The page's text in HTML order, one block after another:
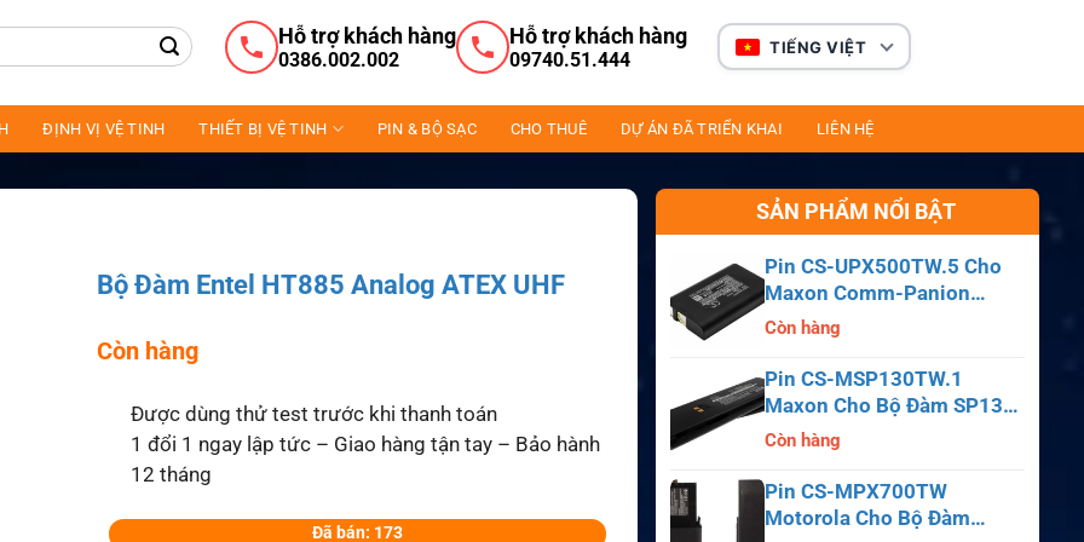
Hỗ trợ khách hàng
0386.002.002
Hỗ trợ khách hàng
09740.51.444
TIẾNG VIỆT
ĐỊNH VỊ VỆ TINH THIẾT BỊ VỆ TINH PIN & BỘ SẠC CHO THUÊ DỰ ÁN ĐÃ TRIỂN KHAI LIÊN HỆ
Bộ Đàm Entel HT885 Analog ATEX UHF
Còn hàng
Được dùng thử test trước khi thanh toán
1 đổi 1 ngay lập tức – Giao hàng tận tay – Bảo hành
12 tháng
Đã bán: 173
SẢN PHẨM NỔI BẬT
Pin CS-UPX500TW.5 Cho
Maxon Comm-Panion
CP0150, CP0511, CP0515
Còn hàng
Pin CS-MSP130TW.1
Maxon Cho Bộ Đàm SP130,
SP140, SP150, SL55
Còn hàng
Pin CS-MPX700TW
Motorola Cho Bộ Đàm